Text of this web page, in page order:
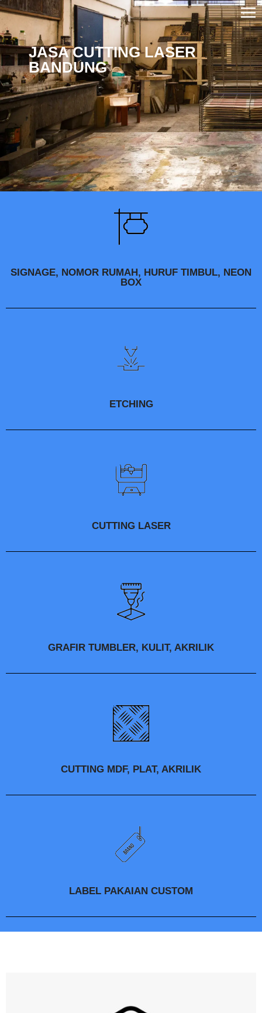
JASA CUTTING LASER
BANDUNG
SIGNAGE, NOMOR RUMAH, HURUF TIMBUL, NEON
BOX
ETCHING
CUTTING LASER
GRAFIR TUMBLER, KULIT, AKRILIK
CUTTING MDF, PLAT, AKRILIK
LABEL PAKAIAN CUSTOM